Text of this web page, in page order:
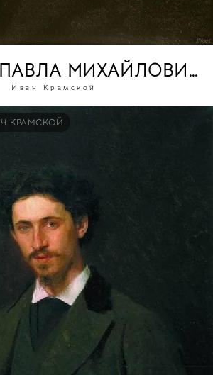
Иван Крамской
КРАМСКОЙ